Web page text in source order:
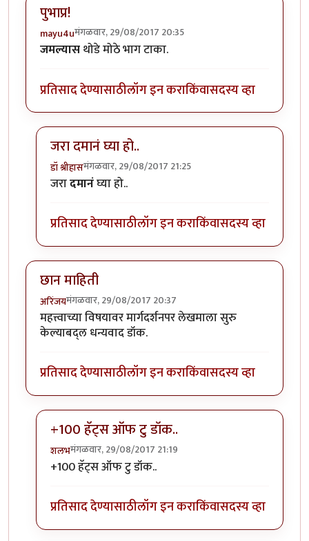
पुभाप्र!
mayu4uमंगळवार, 29/08/2017 20:35
जमल्यासथोडे मोठे भाग टाका.
प्रतिसाद देण्यासाठीलॉग इन कराकिंवासदस्य व्हा
जरा दमानं घ्या हो..
डॉ श्रीहासमंगळवार, 29/08/2017 21:25
In reply toपुभाप्र!
जरादमानंघ्या हो..
प्रतिसाद देण्यासाठीलॉग इन कराकिंवासदस्य व्हा
छान माहिती
अरिंजयमंगळवार, 29/08/2017 20:37
महत्त्वाच्या विषयावर मार्गदर्शनपर लेखमाला सुरु
केल्याबद्ल धन्यवाद डॉक.
प्रतिसाद देण्यासाठीलॉग इन कराकिंवासदस्य व्हा
+100 हॅट्स ऑफ टु डॉक..
शलभमंगळवार, 29/08/2017 21:19
In reply toछान माहितीby
+100 हॅट्स ऑफ टु डॉक..
प्रतिसाद देण्यासाठीलॉग इन कराकिंवासदस्य व्हा